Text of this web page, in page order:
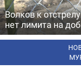
Волков к
нет лимита на